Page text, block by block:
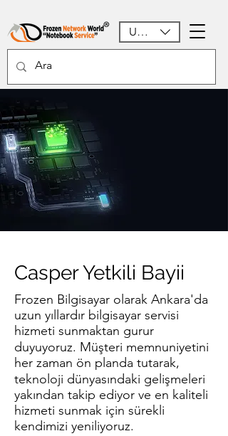
USD ($)
Casper Yetkili Bayii
Frozen Bilgisayar olarak Ankara'da
uzun yıllardır bilgisayar servisi
hizmeti sunmaktan gurur
duyuyoruz. Müşteri memnuniyetini
her zaman ön planda tutarak,
teknoloji dünyasındaki gelişmeleri
yakından takip ediyor ve en kaliteli
hizmeti sunmak için sürekli
kendimizi yeniliyoruz.